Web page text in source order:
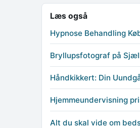
Læs også
Hypnose Behandling
Bryllupsfotograf på
Håndkikkert: Din
Hjemmeundervisning
Alt du skal vide om